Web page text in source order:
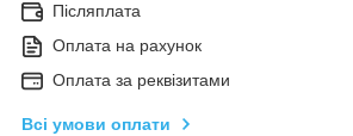
Післяплата
Оплата на рахунок
Оплата за реквізитами
Всі умови оплати